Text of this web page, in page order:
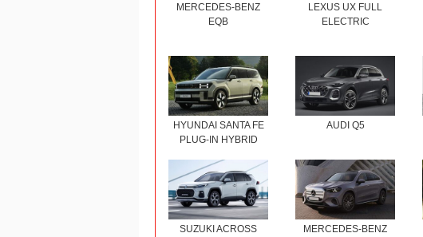
MERCEDES-BENZ
EQB
LEXUS UX FULL
ELECTRIC
HYUNDAI SANTA FE
PLUG-IN HYBRID
AUDI Q5
SUZUKI ACROSS
MERCEDES-BENZ